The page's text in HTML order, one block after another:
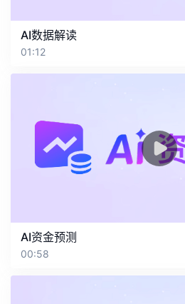
AI数据解读
01:12
AI资金预测
00:58